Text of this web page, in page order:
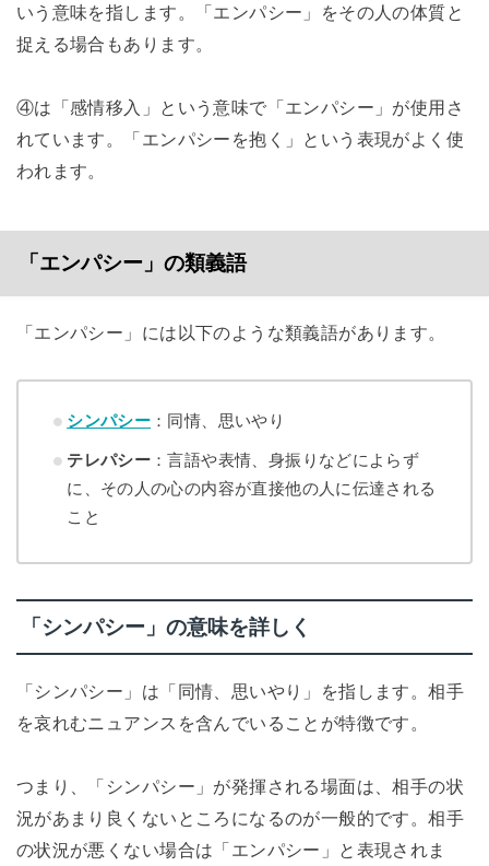
いう意味を指します。「エンパシー」をその人の体質と
捉える場合もあります。
④は「感情移入」という意味で「エンパシー」が使用さ
れています。「エンパシーを抱く」という表現がよく使
われます。
「エンパシー」の類義語
「エンパシー」には以下のような類義語があります。
シンパシー ：同情、思いやり
テレパシー ：言語や表情、身振りなどによらず
に、その人の心の内容が直接他の人に伝達される
こと
「シンパシー」の意味を詳しく
「シンパシー」は「同情、思いやり」を指します。相手
を哀れむニュアンスを含んでいることが特徴です。
つまり、「シンパシー」が発揮される場面は、相手の状
況があまり良くないところになるのが一般的です。相手
の状況が悪くない場合は「エンパシー」と表現されま